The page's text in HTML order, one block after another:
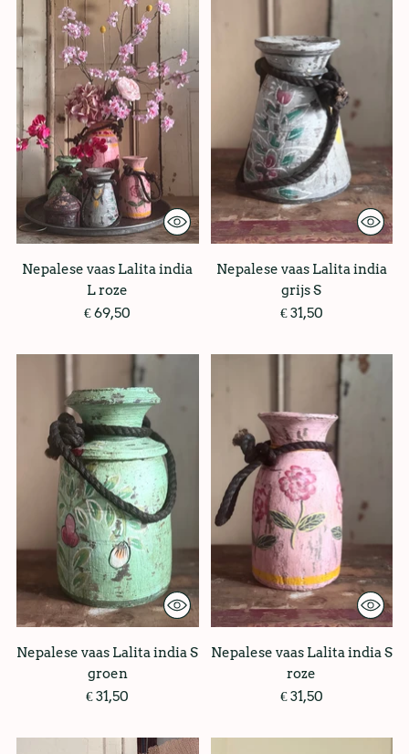
Nepalese vaas Lalita india
L roze
€ 69,50
Nepalese vaas Lalita india
grijs S
€ 31,50
Nepalese vaas Lalita india S
groen
€ 31,50
Nepalese vaas Lalita india S
roze
€ 31,50